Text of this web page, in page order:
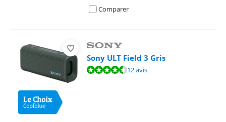
Comparer
Sony ULT Field 3 Gris
La note est de 9,0 sur 10, basée sur 12 avis.12 avis